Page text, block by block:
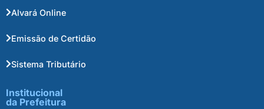
Alvará Online
Emissão de Certidão
Sistema Tributário
Institucional
da Prefeitura